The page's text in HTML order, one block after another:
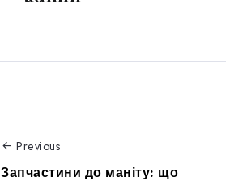
Previous
Запчастини до маніту: що